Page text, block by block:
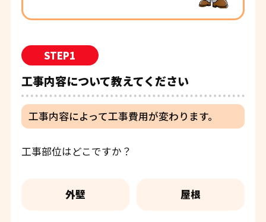
STEP1
工事内容について教えてください
工事内容によって工事費用が変わります。
工事部位はどこですか？
外壁 屋根